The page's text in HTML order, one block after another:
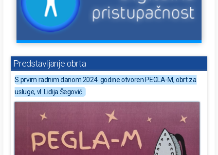
Predstavljanje obrta
S prvim radnim danom 2024. godine otvoren PEGLA-M, obrt za
usluge, vl. Lidija Šegović